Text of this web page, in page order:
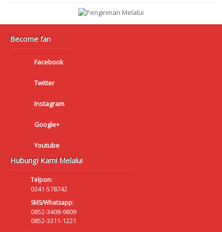
Become fan
Facebook
Twitter
Instagram
Google+
Youtube
Hubungi Kami Melalui
Telpon:
0341-578742
SMS/Whatsapp:
0852-3408-9809
0852-3311-1221